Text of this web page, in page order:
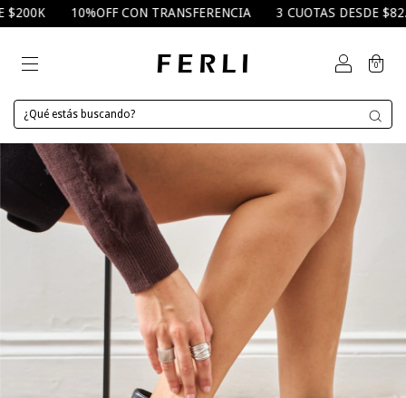
10%OFF CON TRANSFERENCIA 3 CUOTAS DESDE $82.000
0